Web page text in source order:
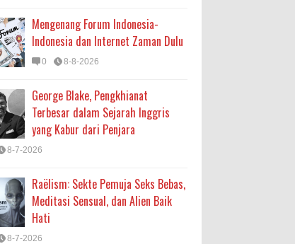
Mengenang Forum Indonesia-
Indonesia dan Internet Zaman Dulu
0 8-8-2026
George Blake, Pengkhianat
Terbesar dalam Sejarah Inggris
yang Kabur dari Penjara
8-7-2026
Raëlism: Sekte Pemuja Seks Bebas,
Meditasi Sensual, dan Alien Baik
Hati
8-7-2026